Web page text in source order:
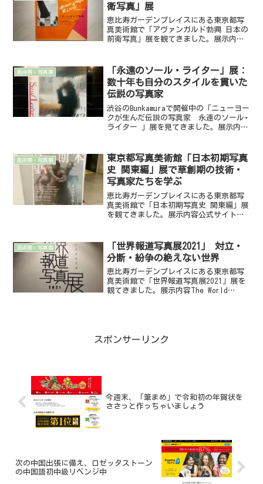
衛写真」展
恵比寿ガーデンプレイスにある東京都写
真美術館で「アヴァンガルド勃興 日本の
前衛写真」展を観てきました。展示内容
たシュルレアリスムや抽象美術の影響を
受け、1930年代から...
美術展・写真展
「永遠のソール・ライター」展：
数十年も自分のスタイルを貫いた
伝説の写真家
渋谷のBunkamuraで開催中の「ニューヨー
クが生んだ伝説の写真家 永遠のソール･
ライター 」展を見てきました。展示内容
ー（Saul Leiter）。その後、Saul...
美術展・写真展
東京都写真美術館「日本初期写真
史 関東編」展で草創期の技術・
写真家たちを学ぶ
恵比寿ガーデンプレイスにある東京都写
真美術館で「日本初期写真史 関東編」展
を観てきました。展示内容公式サイトに
みならず、歴史的にも意義のある展覧会
を行っています。今回の...
美術展・写真展
「世界報道写真展2021」 対立・
分断・紛争の絶えない世界
恵比寿ガーデンプレイスにある東京都写
真美術館で「世界報道写真展2021」展を
観てきました。展示内容The World
スポンサーリンク
今週末、「筆まめ」で令和初の年賀状を
ささっと作っちゃいましょう
次の中国出張に備え、ロゼッタストーン
の中国語初中級リベンジ中